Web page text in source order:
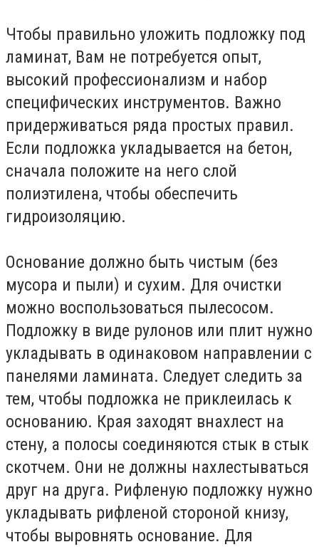
Чтобы правильно уложить подложку под
ламинат, Вам не потребуется опыт,
высокий профессионализм и набор
специфических инструментов. Важно
придерживаться ряда простых правил.
Если подложка укладывается на бетон,
сначала положите на него слой
полиэтилена, чтобы обеспечить
гидроизоляцию.
Основание должно быть чистым (без
мусора и пыли) и сухим. Для очистки
можно воспользоваться пылесосом.
Подложку в виде рулонов или плит нужно
укладывать в одинаковом направлении с
панелями ламината. Следует следить за
тем, чтобы подложка не приклеилась к
основанию. Края заходят внахлест на
стену, а полосы соединяются стык в стык
скотчем. Они не должны нахлестываться
друг на друга. Рифленую подложку нужно
укладывать рифленой стороной книзу,
чтобы выровнять основание. Для